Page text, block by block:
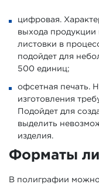
цифровая.
выхода продукции
листовки в
подойдет для
500 единиц;
офсетная печать.
изготовления
Подойдет для
выделить
изделия.
Форматы
В полиграфии можно